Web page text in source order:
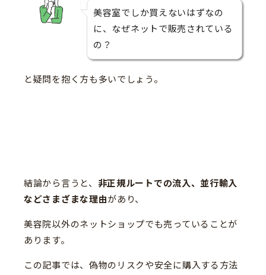
美容室でしか買えないはずなの
に、なぜネットで販売されている
の？
と疑問を抱く方も多いでしょう。
結論から言うと、 非正規ルートでの流入、並行輸入
などさまざまな理由があり、
美容院以外のネットショップでも売っていることが
あります。
この記事では、偽物のリスクや安全に購入する方法